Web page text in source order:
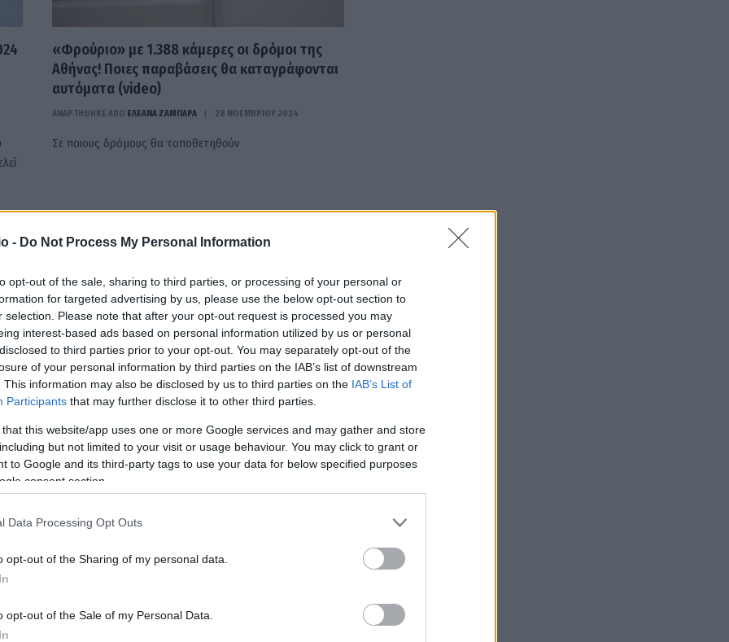
- Do Not Process My Personal Information
opt-out of the sale, sharing to third parties, or processing of your personal or
for targeted advertising by us, please use the below opt-out section to
selection. Please note that after your opt-out request is processed you may
interest-based ads based on personal information utilized by us or personal
to third parties prior to your opt-out. You may separately opt-out of the
of your personal information by third parties on the IAB’s list of downstream
This information may also be disclosed by us to third parties on the IAB’s List of
Participants that may further disclose it to other third parties.
that this website/app uses one or more Google services and may gather and store
but not limited to your visit or usage behaviour. You may click to grant or
to Google and its third-party tags to use your data for below specified purposes
consent section.
Data Processing Opt Outs
opt-out of the Sharing of my personal data.
opt-out of the Sale of my Personal Data.
«Φρούριο» με 1.388 κάμερες οι δρόμοι της
Αθήνας! Ποιες παραβάσεις θα καταγράφονται
αυτόματα (video)
ΑΝΑΡΤΗΘΗΚΕ ΑΠΟ ΕΛΕΑΝΑ ΖΑΜΠΑΡΑ 28 ΝΟΕΜΒΡΊΟΥ 2024
Σε ποιους δρόμους θα τοποθετηθούν
Έτοιμο να δοθεί για λειτουργία το μετρό
Θεσσαλονίκης
ΑΝΑΡΤΗΘΗΚΕ ΑΠΟ
ανοιχτό για τους πολίτες το μόνο που κάνουν ως
τελευταίο είναι να…